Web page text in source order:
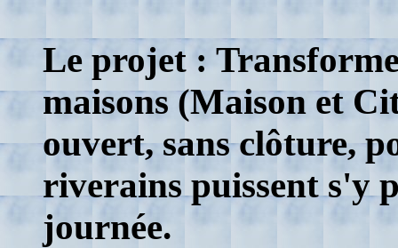
Le projet :
maisons (Maison et
ouvert, sans clôture,
riverains puissent s'y
journée.